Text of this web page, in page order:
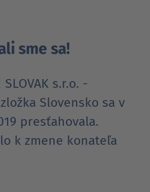
sme sa!
SLOVAK s.r.o. -
Slovensko sa v
presťahovala.
k zmene konateľa